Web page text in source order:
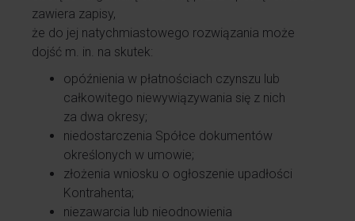
zawiera zapisy,
że do jej natychmiastowego rozwiązania może
dojść m. in. na skutek:
opóźnienia w płatnościach czynszu lub
całkowitego niewywiązywania się z nich
za dwa okresy;
niedostarczenia Spółce dokumentów
określonych w umowie;
złożenia wniosku o ogłoszenie upadłości
Kontrahenta;
niezawarcia lub nieodnowienia